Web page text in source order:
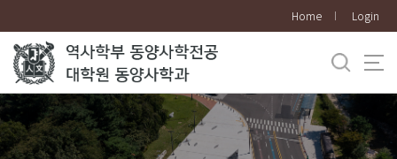
로
메
뉴
Home Login